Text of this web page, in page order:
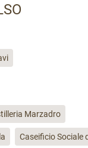
Marzadro
Caseificio Sociale